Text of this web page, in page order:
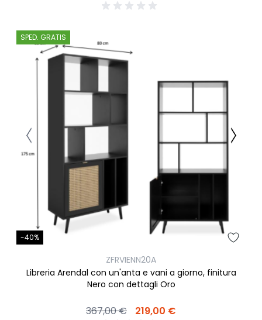
SPED. GRATIS
-40%
ZFRVIENN20A
Libreria Arendal con un'anta e vani a giorno, finitura
Nero con dettagli Oro
367,00 € 219,00 €